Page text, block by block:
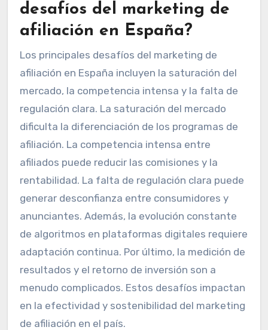
desafíos del marketing de
afiliación en España?
Los principales desafíos del marketing de
afiliación en España incluyen la saturación del
mercado, la competencia intensa y la falta de
regulación clara. La saturación del mercado
dificulta la diferenciación de los programas de
afiliación. La competencia intensa entre
afiliados puede reducir las comisiones y la
rentabilidad. La falta de regulación clara puede
generar desconfianza entre consumidores y
anunciantes. Además, la evolución constante
de algoritmos en plataformas digitales requiere
adaptación continua. Por último, la medición de
resultados y el retorno de inversión son a
menudo complicados. Estos desafíos impactan
en la efectividad y sostenibilidad del marketing
de afiliación en el país.